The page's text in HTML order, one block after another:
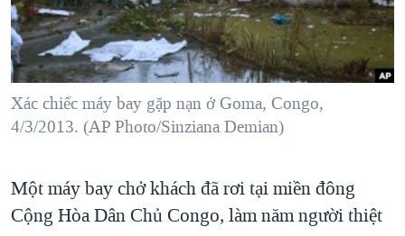
"Tìm"NGƯỜI VIỆT HẢI NGOẠI
ĐỜI SỐNG
KINH TẾ
VĂN HOÁ
THỂ THAO
TẠI
HÀNH TRÌNH BẦU CỬ 2024
MỘT NĂM CHIẾN TRANH TẠI DẢI GAZA
GIẢI MÃ VÀNH ĐAI & CON ĐƯỜNG
NGÀY TỊ NẠN THẾ GIỚI
GROUND ZERO – XƯA VÀ NAY
VIDEO
NGHE
MẠNG XÃ HỘI
Ngôn ngữ khác
Xác chiếc máy bay gặp nạn ở Goma, Congo,
4/3/2013. (AP Photo/Sinziana Demian)
Một máy bay chở khách đã rơi tại miền đông
Cộng Hòa Dân Chủ Congo, làm năm người thiệt